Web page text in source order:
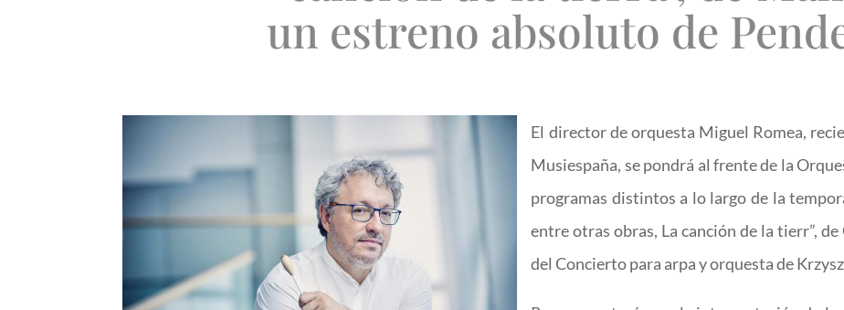
un estreno absoluto de
El director de orquesta Miguel Romea,
Musiespaña, se pondrá al frente de la
programas distintos a lo largo de la
entre otras obras, La canción de la tierr”,
del Concierto para arpa y orquesta de